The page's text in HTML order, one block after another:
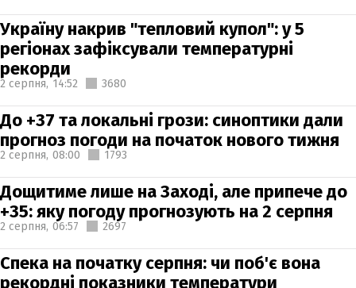
Україну накрив "тепловий купол": у 5
регіонах зафіксували температурні
рекорди
2 серпня, 14:52 3680
До +37 та локальні грози: синоптики дали
прогноз погоди на початок нового тижня
2 серпня, 08:00 1793
Дощитиме лише на Заході, але припече до
+35: яку погоду прогнозують на 2 серпня
2 серпня, 06:57 2697
Спека на початку серпня: чи поб'є вона
рекордні показники температури